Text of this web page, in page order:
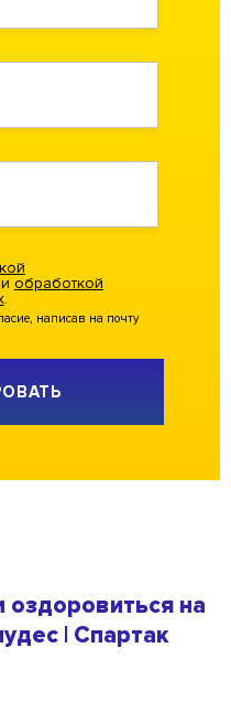
и обработкой
.
написав на почту
оздоровиться на
| Спартак